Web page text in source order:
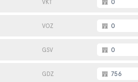
VOZ 0
GSV 0
GDZ 756